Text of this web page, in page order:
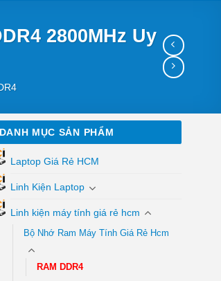
2800MHz Uy
DANH MỤC SẢN PHẨM
Laptop Giá Rẻ HCM
Linh Kiện Laptop
Linh kiện máy tính giá rẻ hcm
Bộ Nhớ Ram Máy Tính Giá Rẻ Hcm
RAM DDR4